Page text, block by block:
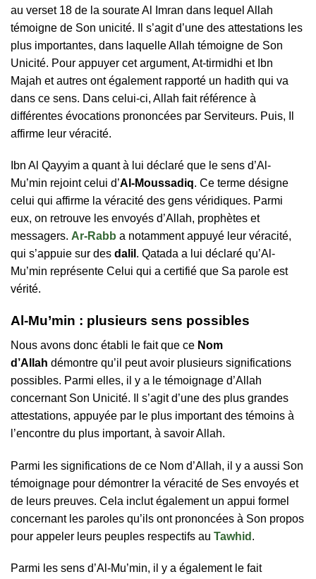
au verset 18 de la sourate Al Imran dans lequel Allah
témoigne de Son unicité. Il s’agit d’une des attestations les
plus importantes, dans laquelle Allah témoigne de Son
Unicité. Pour appuyer cet argument, At-tirmidhi et Ibn
Majah et autres ont également rapporté un hadith qui va
dans ce sens. Dans celui-ci, Allah fait référence à
différentes évocations prononcées par Serviteurs. Puis, Il
affirme leur véracité.
Ibn Al Qayyim a quant à lui déclaré que le sens d’Al-
Mu’min rejoint celui d’Al-Moussadiq. Ce terme désigne
celui qui affirme la véracité des gens véridiques. Parmi
eux, on retrouve les envoyés d’Allah, prophètes et
messagers. Ar-Rabb a notamment appuyé leur véracité,
qui s’appuie sur des dalil . Qatada a lui déclaré qu’Al-
Mu’min représente Celui qui a certifié que Sa parole est
vérité.
Al-Mu’min : plusieurs sens possibles
Nous avons donc établi le fait que ce Nom
d’Allah démontre qu’il peut avoir plusieurs significations
possibles. Parmi elles, il y a le témoignage d’Allah
concernant Son Unicité. Il s’agit d’une des plus grandes
attestations, appuyée par le plus important des témoins à
l’encontre du plus important, à savoir Allah.
Parmi les significations de ce Nom d’Allah, il y a aussi Son
témoignage pour démontrer la véracité de Ses envoyés et
de leurs preuves. Cela inclut également un appui formel
concernant les paroles qu’ils ont prononcées à Son propos
pour appeler leurs peuples respectifs au Tawhid .
Parmi les sens d’Al-Mu’min, il y a également le fait